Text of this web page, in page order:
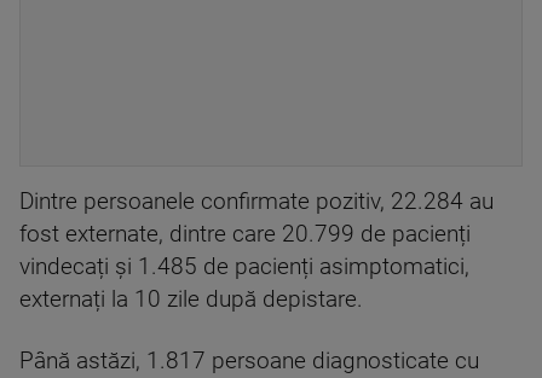
Dintre persoanele confirmate pozitiv, 22.284 au
fost externate, dintre care 20.799 de pacienți
vindecați și 1.485 de pacienți asimptomatici,
externați la 10 zile după depistare.
Până astăzi, 1.817 persoane diagnosticate cu